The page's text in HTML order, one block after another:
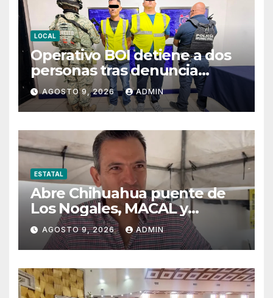
LOCAL
Operativo BOI detiene a dos
personas tras denuncia
anónima por presunta venta
droga
AGOSTO 9, 2026 ADMIN
ESTATAL
Abre Chihuahua puente de
Los Nogales, MACAL y
Conservatorio de Música este
agosto
AGOSTO 9, 2026 ADMIN